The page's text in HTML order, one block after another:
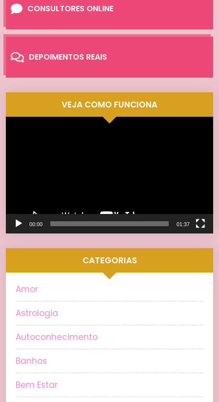
CONSULTORES ONLINE
DEPOIMENTOS REAIS
VEJA COMO FUNCIONA
00:00 01:37
CATEGORIAS
Amor
Astrologia
Autoconhecimento
Banhos
Bem Estar